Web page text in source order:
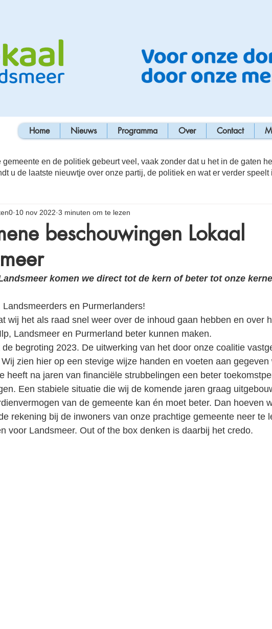
Home Nieuws Programma Over Contact
gemeente en de politiek gebeurt veel, vaak zonder dat u het in de gaten
u de laatste nieuwtje over onze partij, de politiek en wat er verder speelt
beschouwingen Lokaal
10 nov 2022 3 minuten om te lezen
komen we direct tot de kern of beter tot onze
Landsmeerders en Purmerlanders!
wij het als raad snel weer over de inhoud gaan hebben en over
Landsmeer en Purmerland beter kunnen maken.
de begroting 2023. De uitwerking van het door onze coalitie
zien hier op een stevige wijze handen en voeten aan gegeven
heeft na jaren van financiële strubbelingen een beter
Een stabiele situatie die wij de komende jaren graag
van de gemeente kan én moet beter. Dan hoeven
rekening bij de inwoners van onze prachtige gemeente neer te
voor Landsmeer. Out of the box denken is daarbij het credo.